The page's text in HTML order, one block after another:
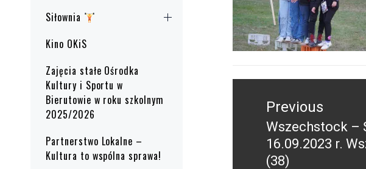
Siłownia
Kino OKiS
Zajęcia stałe Ośrodka
Kultury i Sportu w
Bierutowie w roku szkolnym
2025/2026
Partnerstwo Lokalne –
Kultura to wspólna sprawa!
wpisuPrevious
Previous
post:
Wszechstock –
16.09.2023 r.
(38)